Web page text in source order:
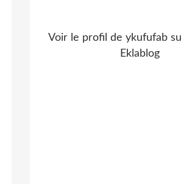
Voir le profil de ykufufab
Eklablog